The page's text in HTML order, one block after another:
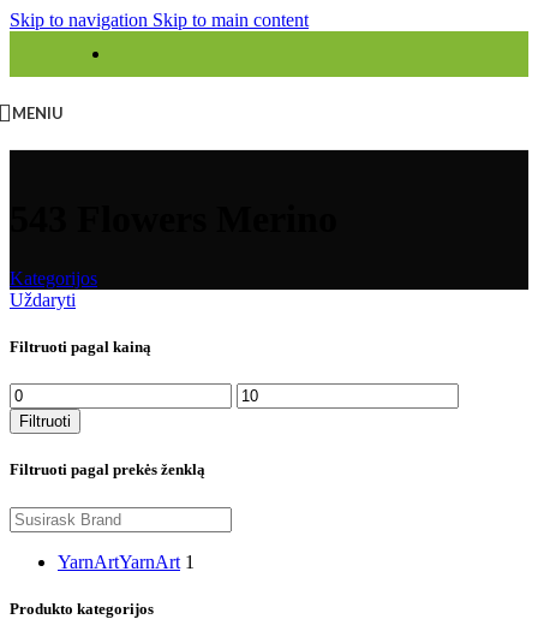
Skip to navigation Skip to main content
MENIU
Kategorijos
Uždaryti
Filtruoti pagal kainą
Filtruoti
Filtruoti pagal prekės ženklą
YarnArtYarnArt 1
Produkto kategorijos